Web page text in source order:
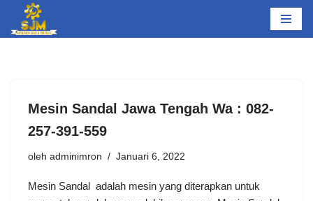
Lompat
Mesin Sandal Jawa Tengah Wa : 082-
257-391-559
oleh adminimron Januari 6, 2022
Mesin Sandal adalah mesin yang diterapkan untuk